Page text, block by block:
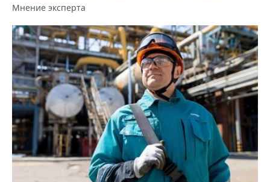
Мнение эксперта